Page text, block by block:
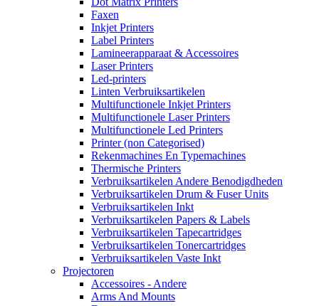
Faxen
Inkjet Printers
Label Printers
Lamineerapparaat & Accessoires
Laser Printers
Led-printers
Linten Verbruiksartikelen
Multifunctionele Inkjet Printers
Multifunctionele Laser Printers
Multifunctionele Led Printers
Printer (non Categorised)
Rekenmachines En Typemachines
Thermische Printers
Verbruiksartikelen Andere Benodigdheden
Verbruiksartikelen Drum & Fuser Units
Verbruiksartikelen Inkt
Verbruiksartikelen Papers & Labels
Verbruiksartikelen Tapecartridges
Verbruiksartikelen Tonercartridges
Verbruiksartikelen Vaste Inkt
Projectoren
Accessoires - Andere
Arms And Mounts